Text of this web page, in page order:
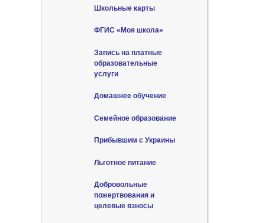
Школьные карты
ФГИС «Моя школа»
Запись на платные
образовательные
услуги
Домашнее обучение
Семейное образование
Прибывшим с Украины
Льготное питание
Добровольные
пожертвования и
целевые взносы